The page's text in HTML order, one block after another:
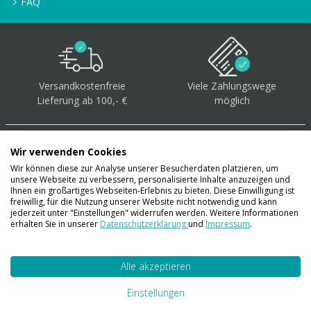
Versandkostenfreie
Lieferung ab 100,- €
Viele Zahlungswege
möglich
Über 40.000 Artikel auf
Lager
Wir verwenden Cookies
Wir können diese zur Analyse unserer Besucherdaten platzieren, um
unsere Webseite zu verbessern, personalisierte Inhalte anzuzeigen und
Ihnen ein großartiges Webseiten-Erlebnis zu bieten. Diese Einwilligung ist
freiwillig, für die Nutzung unserer Website nicht notwendig und kann
jederzeit unter "Einstellungen" widerrufen werden. Weitere Informationen
erhalten Sie in unserer Datenschutzerklärungund Impressum.
Alle akzeptieren
Einstellungen